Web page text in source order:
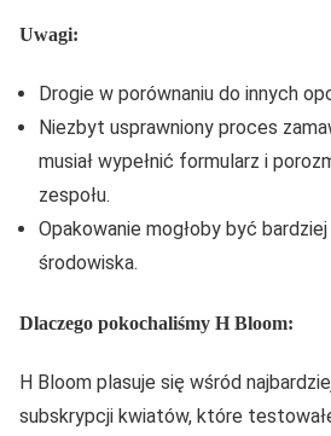
Uwagi:
Drogie w porównaniu do innych
Niezbyt usprawniony proces
musiał wypełnić formularz i
zespołu.
Opakowanie mogłoby być
środowiska.
Dlaczego pokochaliśmy H Bloom:
H Bloom plasuje się wśród
subskrypcji kwiatów, które